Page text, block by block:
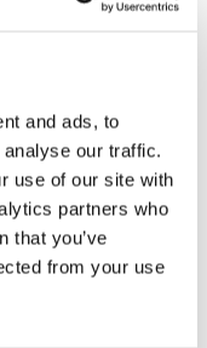
and ads, to
our traffic.
use of our site with
partners who
that you’ve
from your use